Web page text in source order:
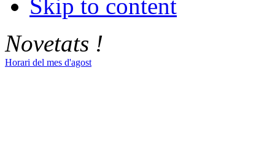
Skip to content
Novetats !
Horari del mes d'agost